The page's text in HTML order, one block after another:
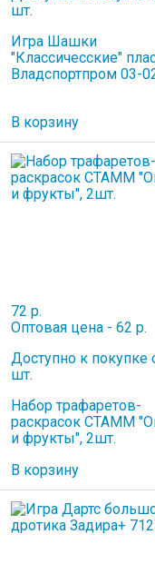
шт.
Игра Шашки
"Классичесские"
Владспортпром 03-
В корзину
72 р.
Оптовая цена - 62 р.
Доступно к покупке
шт.
Набор трафаретов-
раскрасок СТАММ
и фрукты", 2шт.
В корзину